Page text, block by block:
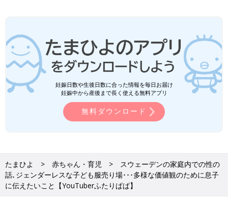
妊娠日数や生後日数に合った情報を毎日お届け
妊娠中から産後まで長く使える無料アプリ
無料ダウンロード
たまひよ 赤ちゃん・育児
スウェーデンの家庭内での性の
話､ジェンダーレスな子ども服売り場･･･多様な価値観のために息子
に伝えたいこと【YouTuberふたりぱぱ】